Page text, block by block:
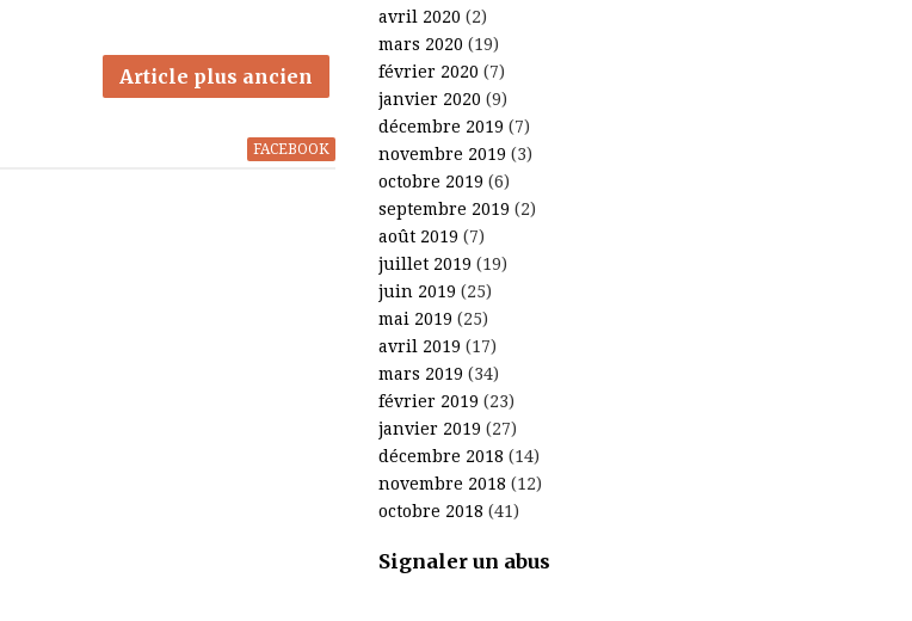
Article plus ancien
FACEBOOK
avril 2020 (2)
mars 2020 (19)
février 2020 (7)
janvier 2020 (9)
décembre 2019 (7)
novembre 2019 (3)
octobre 2019 (6)
septembre 2019 (2)
août 2019 (7)
juillet 2019 (19)
juin 2019 (25)
mai 2019 (25)
avril 2019 (17)
mars 2019 (34)
février 2019 (23)
janvier 2019 (27)
décembre 2018 (14)
novembre 2018 (12)
octobre 2018 (41)
Signaler un abus